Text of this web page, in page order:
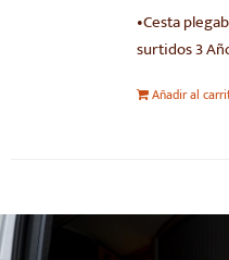
•Cesta
surtidos 3
Añadir al